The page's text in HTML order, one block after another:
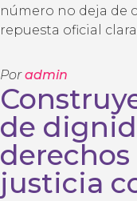
número no deja de
repuesta oficial
Poradmin
de
justicia